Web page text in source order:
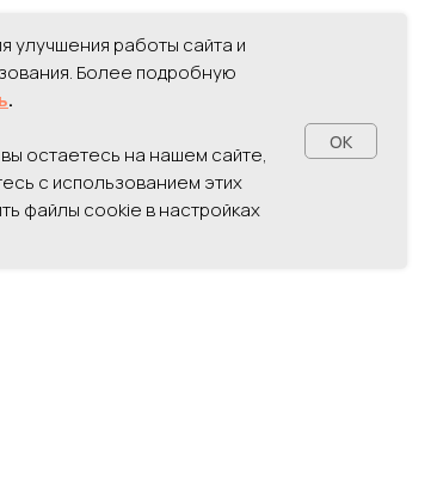
улучшения работы сайта и
Более подробную
.
остаетесь на нашем сайте,
с использованием этих
файлы cookie в настройках
OK